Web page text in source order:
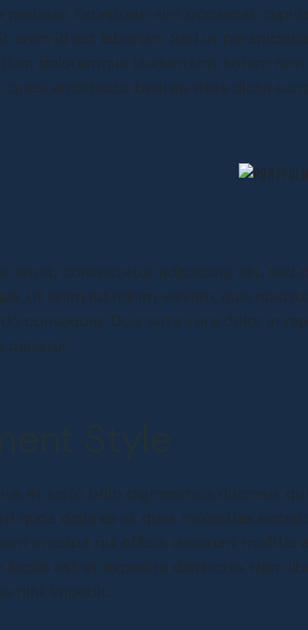
pariatur. Excepteur sint occaecat
anim id est laborum. Sed ut
doloremque laudantium, totam rem
architecto beatae vitae dicta sunt
amet, consectetur adipiscing elit,
Ut enim ad minim veniam, quis
consequat. Duis aute irure dolor in
et iusto odio dignissimos ducimus
quos dolores et quas molestias
in culpa qui officia deserunt mollitia
facilis est et expedita distinctio. Nam
nihil impedit.